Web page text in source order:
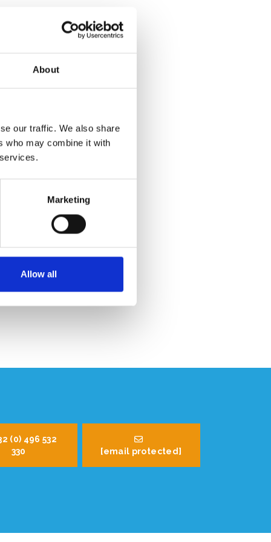
About
our traffic. We also share
who may combine it with
Marketing
Allow all
(0) 496 532
330
[email protected]